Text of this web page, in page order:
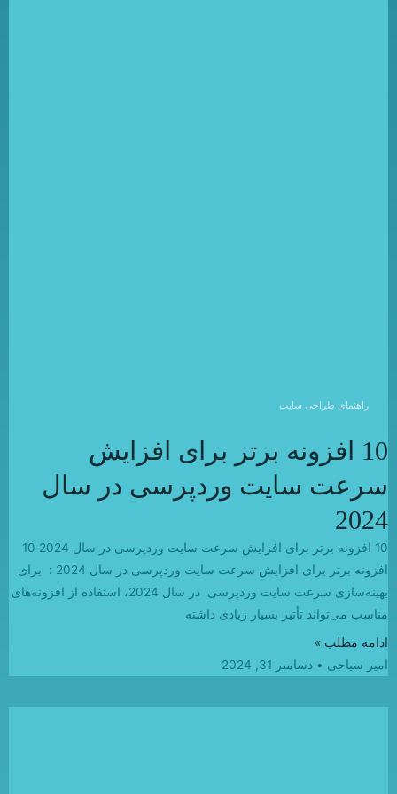
راهنمای طراحی سایت
10 افزونه برتر برای افزایش
سرعت سایت وردپرسی در سال
2024
10 افزونه برتر برای افزایش سرعت سایت وردپرسی در سال 2024 10
افزونه برتر برای افزایش سرعت سایت وردپرسی در سال 2024 : برای
بهینه‌سازی سرعت سایت وردپرسی در سال 2024، استفاده از افزونه‌های
مناسب می‌تواند تأثیر بسیار زیادی داشته
ادامه مطلب »
امیر سیاحی
دسامبر 31, 2024